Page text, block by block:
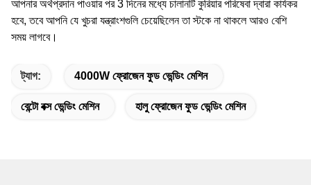
আপনার অর্থপ্রদান পাওয়ার পর 3 দিনের মধ্যে চালানটি কুরিয়ার পরিষেবা দ্বারা কার্যকর
হবে, তবে আপনি যে খুচরা যন্ত্রাংশগুলি চেয়েছিলেন তা স্টকে না থাকলে আরও বেশি
সময় লাগবে।
ট্যাগ: 4000W ফ্রোজেন ফুড ভেন্ডিং মেশিন
বেন্টো বক্স ভেন্ডিং মেশিন হালু ফ্রোজেন ফুড ভেন্ডিং মেশিন